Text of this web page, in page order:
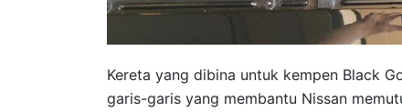
Kereta yang dibina untuk kempen Black
garis-garis yang membantu Nissan